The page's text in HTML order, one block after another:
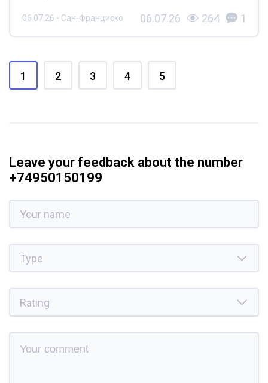
06.07.26 - Сан-Франциско 06.07.26 264 1
1 2 3 4 5
Leave your feedback about the number
+74950150199